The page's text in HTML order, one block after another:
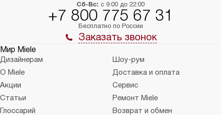
Сб-Вс: с 9:00 до 22:00
+7 800 775 67 31
Бесплатно по России
Заказать звонок
Мир Miele
Дизайнерам
Шоу-рум
О Miele
Доставка и оплата
Акции
Сервис
Статьи
Ремонт Miele
Глоссарий
Возврат и обмен